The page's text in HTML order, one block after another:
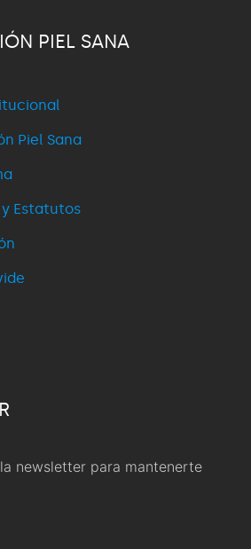
PIEL SANA
Piel Sana
Estatutos
newsletter para mantenerte